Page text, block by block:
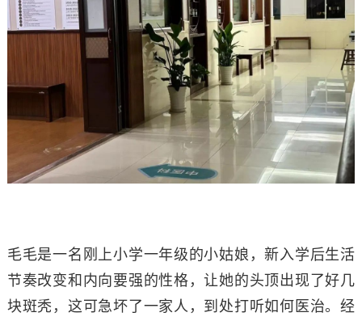
毛毛是一名刚上小学一年级的小姑娘，新入学后生活
节奏改变和内向要强的性格，让她的头顶出现了好几
块斑秃，这可急坏了一家人，到处打听如何医治。经